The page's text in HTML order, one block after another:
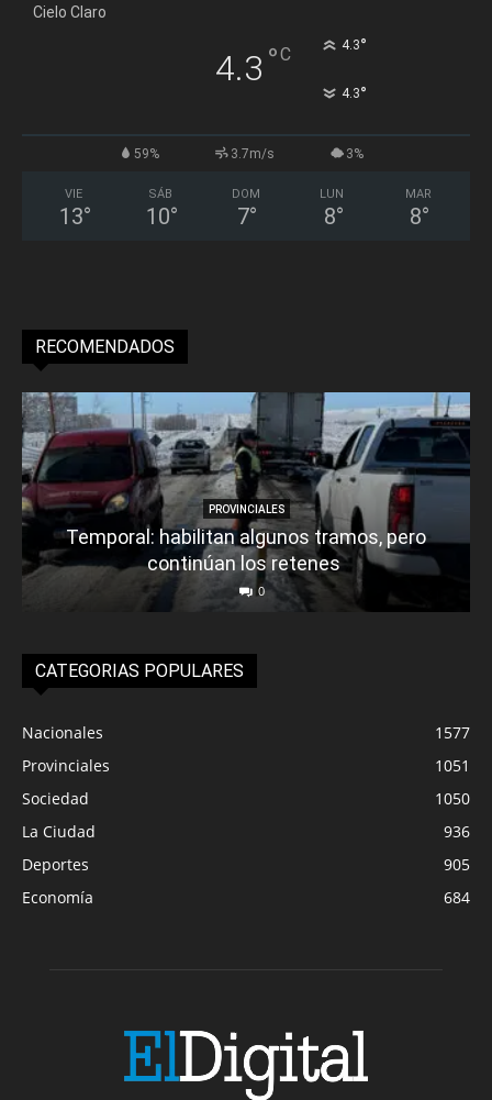
Cielo Claro
4.3 °C 4.3°
4.3°
59% 3.7m/s 3%
VIE
13°
SÁB
10°
DOM
7°
LUN
8°
MAR
8°
RECOMENDADOS
PROVINCIALES
Temporal: habilitan algunos tramos, pero
continúan los retenes
0
CATEGORIAS POPULARES
Nacionales
1577
Provinciales
1051
Sociedad
1050
La Ciudad
936
Deportes
905
Economía
684